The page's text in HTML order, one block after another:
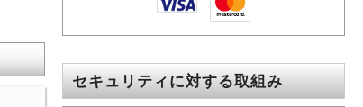
セキュリティに対する取組み